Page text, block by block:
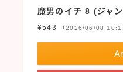
魔男のイチ 8 (ジャ
¥543 （2026/06/08